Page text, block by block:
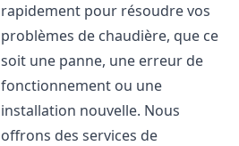
rapidement pour résoudre vos
problèmes de chaudière, que ce
soit une panne, une erreur de
fonctionnement ou une
installation nouvelle. Nous
offrons des services de